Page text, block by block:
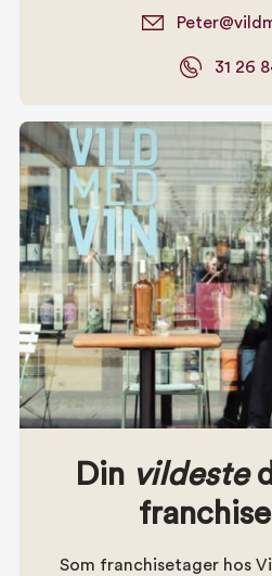
31 26
Din vildeste
Som franchisetager hos